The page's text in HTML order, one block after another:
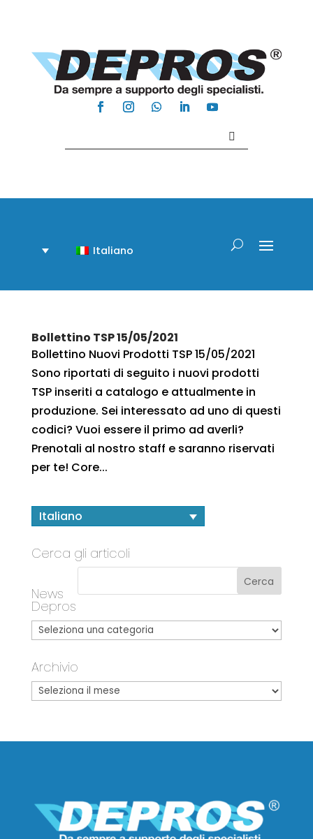
Italiano
Bollettino TSP 15/05/2021
Bollettino Nuovi Prodotti TSP 15/05/2021
Sono riportati di seguito i nuovi prodotti
TSP inseriti a catalogo e attualmente in
produzione. Sei interessato ad uno di questi
codici? Vuoi essere il primo ad averli?
Prenotali al nostro staff e saranno riservati
per te! Core...
Italiano
Cerca gli articoli
News
Depros
Archivio